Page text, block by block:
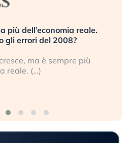
più dell’economia reale.
gli errori del 2008?
ma è sempre più
reale. (…)